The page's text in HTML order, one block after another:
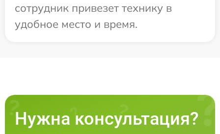
сотрудник привезет технику в
удобное место и время.
Нужна консультация?